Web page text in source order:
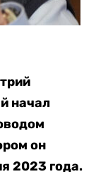
начал
он
2023 года.